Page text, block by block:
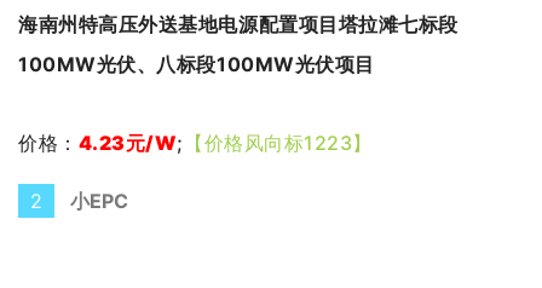
海南州特高压外送基地电源配置项目塔拉滩七标段
100MW光伏、八标段100MW光伏项目
价格： 4.23元/W; 【价格风向标1223】
2 小EPC